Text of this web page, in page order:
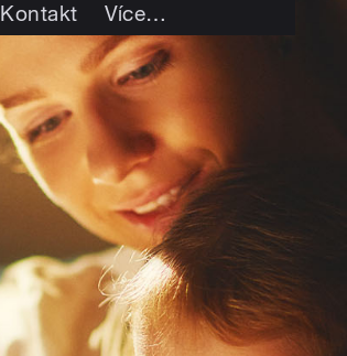
Kontakt Více…